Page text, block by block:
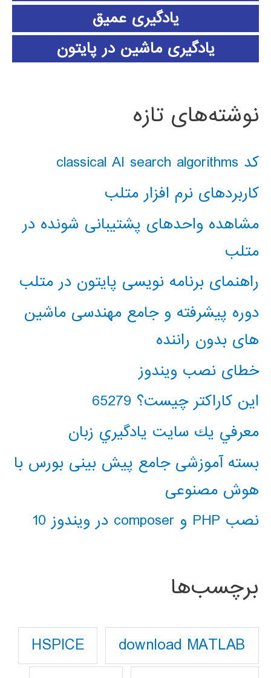
یادگیری عمیق
یادگیری ماشین در پایتون
نوشته‌های تازه
کد classical AI search algorithms
کاربردهای نرم افزار متلب
مشاهده واحدهای پشتیبانی شونده در
متلب
راهنمای برنامه نویسی پایتون در متلب
دوره پیشرفته و جامع مهندسی ماشین
های بدون راننده
خطای نصب ویندوز
این کاراکتر چیست؟ 65279
معرفي يك سايت يادگيري زبان
بسته آموزشی جامع پیش بینی بورس با
هوش مصنوعی
نصب PHP و composer در ویندوز 10
برچسب‌ها
download MATLAB
HSPICE